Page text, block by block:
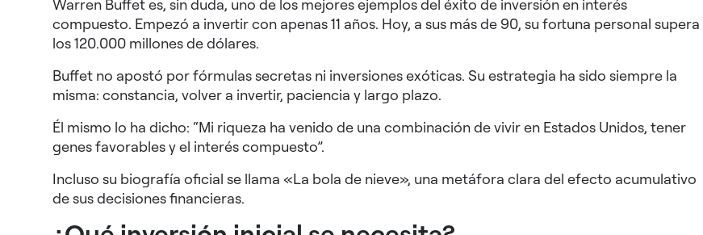
Warren Buffet es, sin duda, uno de los mejores ejemplos del éxito de inversión en interés
compuesto. Empezó a invertir con apenas 11 años. Hoy, a sus más de 90, su fortuna personal supera
los 120.000 millones de dólares.
Buffet no apostó por fórmulas secretas ni inversiones exóticas. Su estrategia ha sido siempre la
misma: constancia, volver a invertir, paciencia y largo plazo.
Él mismo lo ha dicho: “Mi riqueza ha venido de una combinación de vivir en Estados Unidos, tener
genes favorables y el interés compuesto”.
Incluso su biografía oficial se llama «La bola de nieve», una metáfora clara del efecto acumulativo
de sus decisiones financieras.